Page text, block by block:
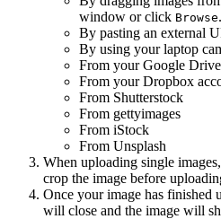
window or click Browse.
By pasting an external
By using your laptop
From your Google
From your Dropbox
From Shutterstock
From gettyimages
From iStock
From Unsplash
When uploading single
crop the image before
Once your image has
will close and the image will